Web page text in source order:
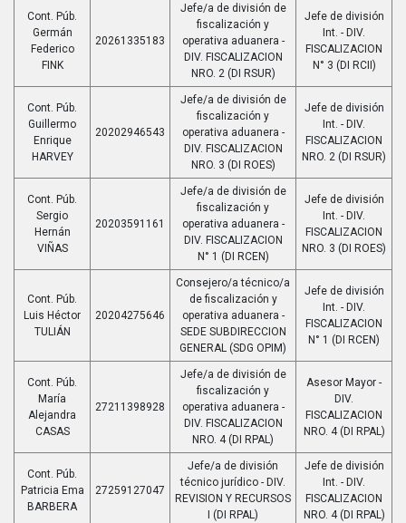
Cont. Púb.
Germán
Federico
FINK
20261335183
Jefe/a de división de
fiscalización y
operativa aduanera -
DIV. FISCALIZACION
NRO. 2 (DI RSUR)
Jefe de división
Int. - DIV.
FISCALIZACION
N° 3 (DI RCII)
Cont. Púb.
Guillermo
Enrique
HARVEY
20202946543
Jefe/a de división de
fiscalización y
operativa aduanera -
DIV. FISCALIZACION
NRO. 3 (DI ROES)
Jefe de división
Int. - DIV.
FISCALIZACION
NRO. 2 (DI RSUR)
Cont. Púb.
Sergio
Hernán
VIÑAS
20203591161
Jefe/a de división de
fiscalización y
operativa aduanera -
DIV. FISCALIZACION
N° 1 (DI RCEN)
Jefe de división
Int. - DIV.
FISCALIZACION
NRO. 3 (DI ROES)
Cont. Púb.
Luis Héctor
TULIÁN
20204275646
Consejero/a técnico/a
de fiscalización y
operativa aduanera -
SEDE SUBDIRECCION
GENERAL (SDG OPIM)
Jefe de división
Int. - DIV.
FISCALIZACION
N° 1 (DI RCEN)
Cont. Púb.
María
Alejandra
CASAS
27211398928
Jefe/a de división de
fiscalización y
operativa aduanera -
DIV. FISCALIZACION
NRO. 4 (DI RPAL)
Asesor Mayor -
DIV.
FISCALIZACION
NRO. 4 (DI RPAL)
Cont. Púb.
Patricia Ema
BARBERA
27259127047
Jefe/a de división
técnico jurídico - DIV.
REVISION Y RECURSOS
I (DI RPAL)
Jefe de división
Int. - DIV.
FISCALIZACION
NRO. 4 (DI RPAL)